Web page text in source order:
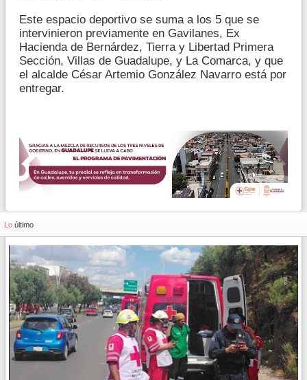
Este espacio deportivo se suma a los 5 que se
intervinieron previamente en Gavilanes, Ex
Hacienda de Bernárdez, Tierra y Libertad Primera
Sección, Villas de Guadalupe, y La Comarca, y que
el alcalde César Artemio González Navarro está por
entregar.
Lo último